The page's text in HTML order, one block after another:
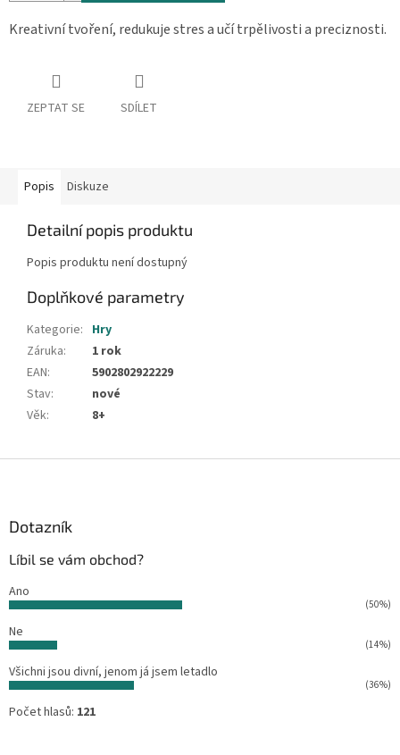
Kreativní tvoření, redukuje stres a učí trpělivosti a preciznosti.
ZEPTAT SE SDÍLET
Popis Diskuze
Detailní popis produktu
Popis produktu není dostupný
Doplňkové parametry
Kategorie: Hry
Záruka:
1 rok
EAN:
5902802922229
Stav:
nové
Věk: 8+
Dotazník
Líbil se vám obchod?
Ano
(50%)
Ne
(14%)
Všichni jsou divní, jenom já jsem letadlo
(36%)
Počet hlasů: 121